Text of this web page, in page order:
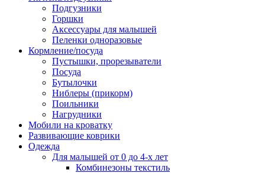
Подгузники
Горшки
Аксессуары для малышей
Пеленки одноразовые
Кормление/посуда
Пустышки, прорезыватели
Посуда
Бутылочки
Ниблеры (прикорм)
Поильники
Нагрудники
Мобили на кроватку
Развивающие коврики
Одежда
Для малышей от 0 до 4-х лет
Комбинезоны текстиль